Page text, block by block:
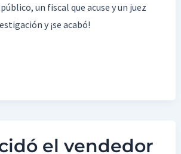
un fiscal que acuse y un juez
y ¡se acabó!
el vendedor